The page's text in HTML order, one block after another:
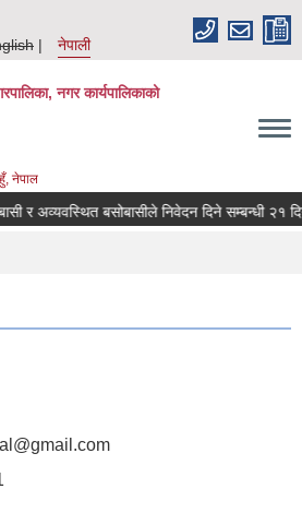
नेपाली
नगर कार्यपालिकाको
नेपाल
र अव्यवस्थित बसोबासीले निवेदन दिने सम्बन्धी २१ दिने